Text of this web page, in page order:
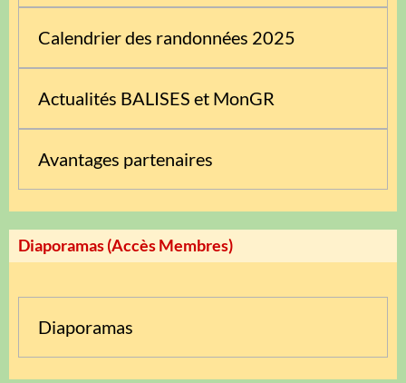
Calendrier des randonnées 2025
Actualités BALISES et MonGR
Avantages partenaires
Diaporamas (Accès Membres)
Diaporamas